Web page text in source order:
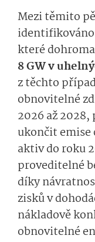
Mezi těmito
které
8 GW v
z těchto
obnovitelné
2026 až
ukončit
aktiv do roku
proveditelné
díky
zisků v
nákladově
obnovitelné